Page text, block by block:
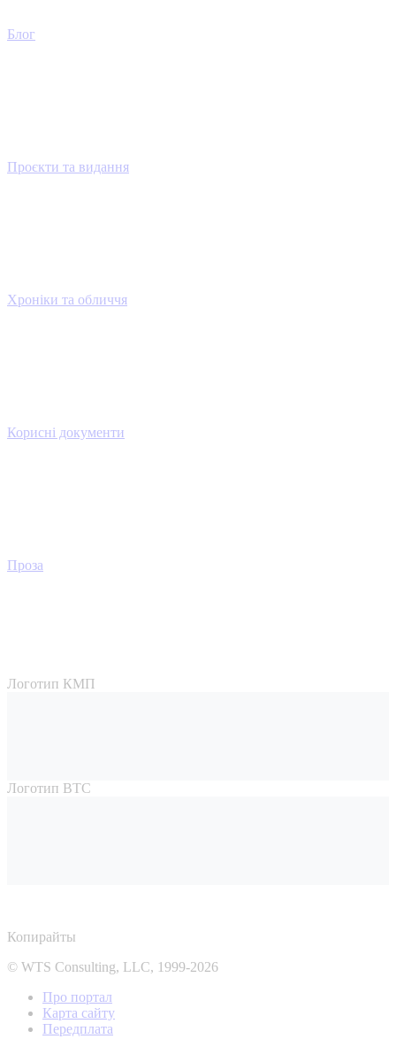
Блог
Проєкти та видання
Хроніки та обличчя
Корисні документи
Проза
Логотип КМП
Логотип ВТС
Копирайты
© WTS Consulting, LLC, 1999-2026
Про портал
Карта сайту
Передплата